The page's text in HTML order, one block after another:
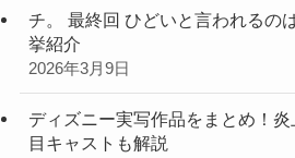
チ。 最終回 ひどいと言われるの
挙紹介
2026年3月9日
ディズニー実写作品をまとめ！
目キャストも解説